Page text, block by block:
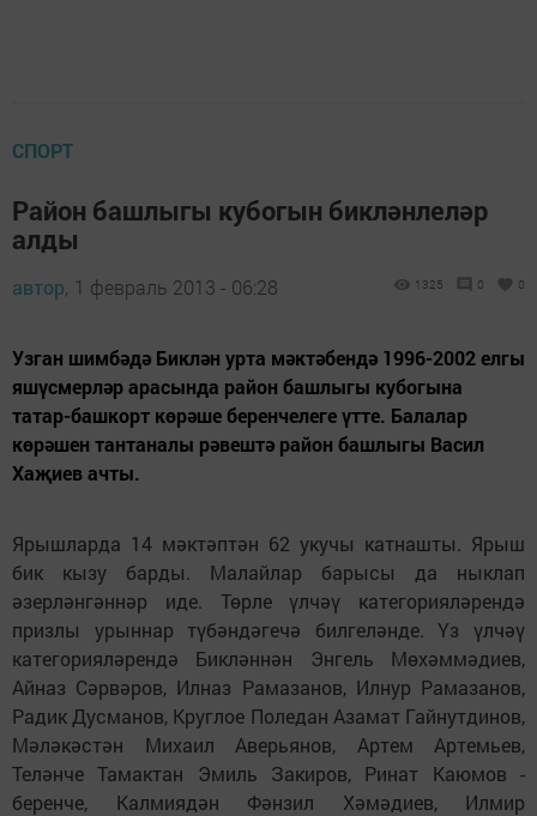
СПОРТ
Район башлыгы кубогын бикләнлеләр
алды
автор, 1 февраль 2013 - 06:28 1325 0 0
Узган шимбәдә Биклән урта мәктәбендә 1996-2002 елгы
яшүсмерләр арасында район башлыгы кубогына
татар-башкорт көрәше беренчелеге үтте. Балалар
көрәшен тантаналы рәвештә район башлыгы Васил
Хаҗиев ачты.
Ярышларда 14 мәктәптән 62 укучы катнашты. Ярыш
бик кызу барды. Малайлар барысы да ныклап
әзерләнгәннәр иде. Төрле үлчәү категорияләрендә
призлы урыннар түбәндәгечә билгеләнде. Үз үлчәү
категорияләрендә Бикләннән Энгель Мөхәммәдиев,
Айназ Сәрвәров, Илназ Рамазанов, Илнур Рамазанов,
Радик Дусманов, Круглое Поледан Азамат Гайнутдинов,
Мәләкәстән Михаил Аверьянов, Артем Артемьев,
Теләнче Тамактан Эмиль Закиров, Ринат Каюмов -
беренче, Калмиядән Фәнзил Хәмәдиев, Илмир